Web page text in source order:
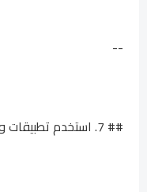
--
## 7. استخدم تطبيقات وأدوات تعلم اللغات